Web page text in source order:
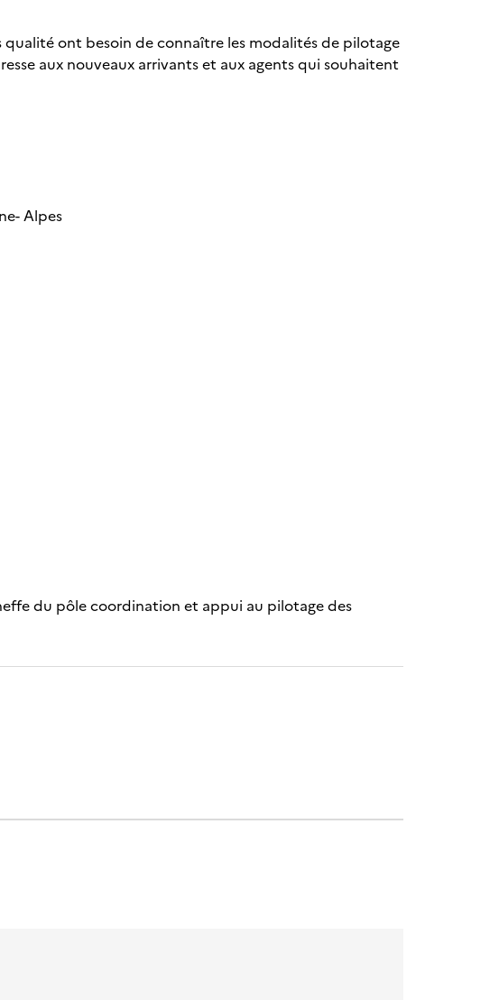
qualité ont besoin de connaître les modalités de pilotage
aux nouveaux arrivants et aux agents qui souhaitent
Alpes
du pôle coordination et appui au pilotage des